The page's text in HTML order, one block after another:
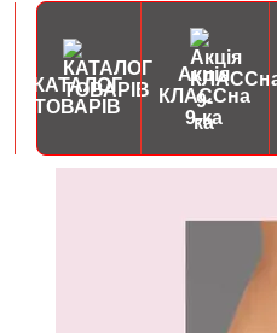
КАТАЛОГ
ТОВАРІВ
Акція
КЛАССна
9-ка